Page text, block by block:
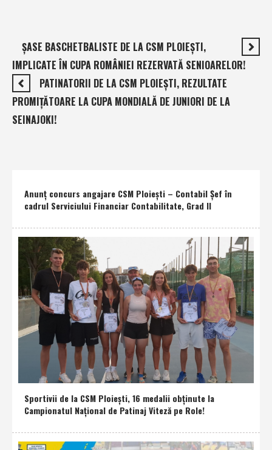
ŞASE BASCHETBALISTE DE LA CSM PLOIEŞTI,
IMPLICATE ÎN CUPA ROMÂNIEI REZERVATĂ SENIOARELOR!
PATINATORII DE LA CSM PLOIEŞTI, REZULTATE
PROMIŢĂTOARE LA CUPA MONDIALĂ DE JUNIORI DE LA
SEINAJOKI!
Anunţ concurs angajare CSM Ploieşti – Contabil Şef în
cadrul Serviciului Financiar Contabilitate, Grad II
Sportivii de la CSM Ploieşti, 16 medalii obţinute la
Campionatul Naţional de Patinaj Viteză pe Role!